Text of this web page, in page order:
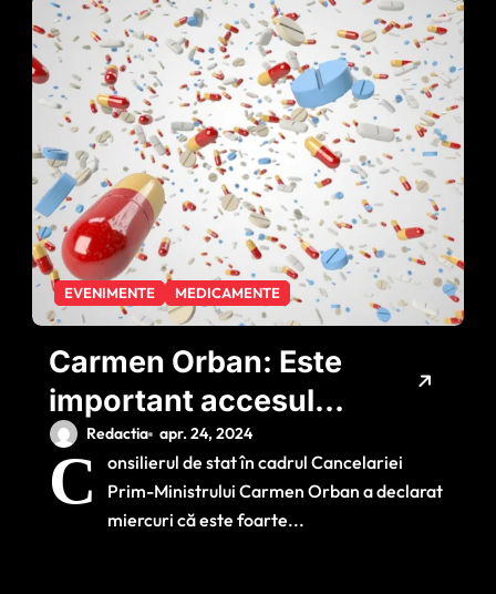
EVENIMENTE MEDICAMENTE
Carmen Orban: Este
important accesul
atât la medicamente
generice şi
biosimilare, cât şi la
Redactia apr. 24, 2024
C
onsilierul de stat în cadrul Cancelariei
Prim-Ministrului Carmen Orban a declarat
miercuri că este foarte...